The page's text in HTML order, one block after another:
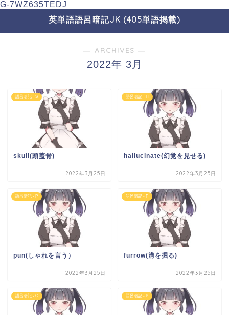
G-7WZ635TEDJ
英単語語呂暗記JK (405単語掲載)
― ARCHIVES ―
2022年 3月
語呂暗記 - S
skull(頭蓋骨)
2022年3月25日
語呂暗記 - H
hallucinate(幻覚を見せる)
2022年3月25日
語呂暗記 - P
pun(しゃれを言う）
2022年3月25日
語呂暗記 - F
furrow(溝を掘る)
2022年3月25日
語呂暗記 - C 語呂暗記 - B